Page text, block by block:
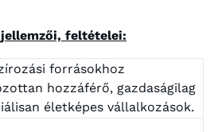
feltételei:
forrásokhoz
hozzáférő, gazdaságilag
életképes vállalkozások.